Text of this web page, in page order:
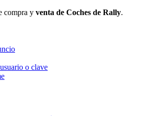
compra y venta de Coches de Rally.
o clave